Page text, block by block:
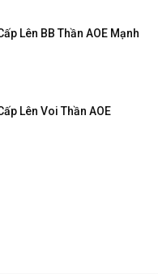
Lên BB Thần AOE Mạnh
Lên Voi Thần AOE